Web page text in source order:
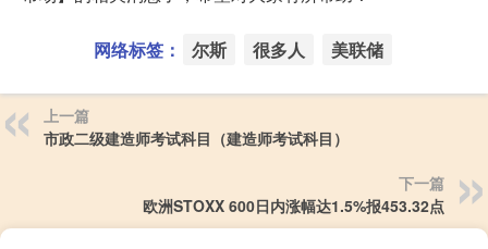
网络标签： 尔斯 很多人 美联储
上一篇
市政二级建造师考试科目（建造师考试科目）
下一篇
欧洲STOXX 600日内涨幅达1.5%报453.32点